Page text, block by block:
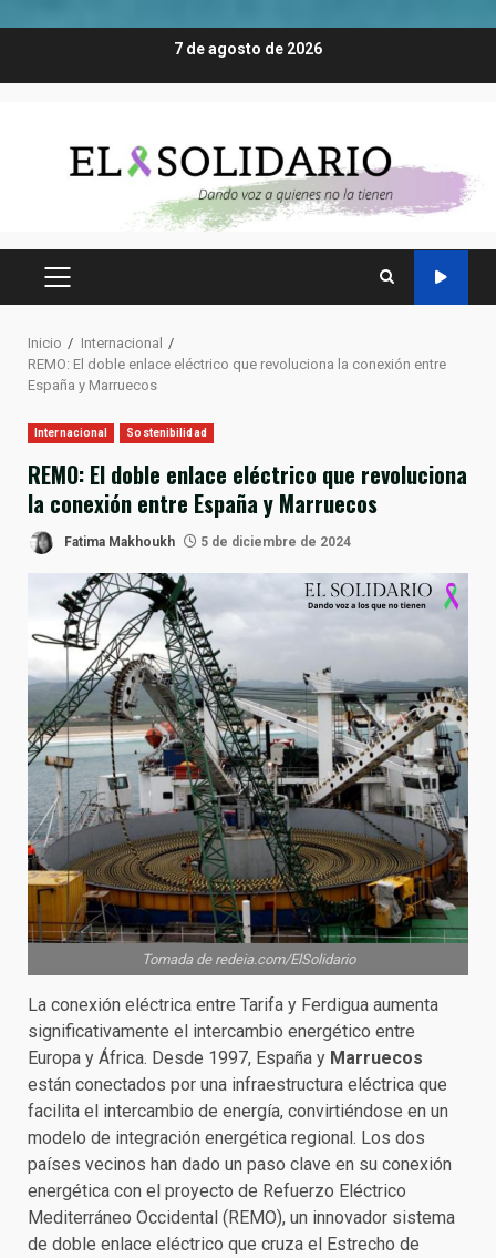
7 de agosto de 2026
MENÚ
Inicio
Internacional
REMO: El doble enlace eléctrico que revoluciona la conexión entre
España y Marruecos
Internacional Sostenibilidad
REMO: El doble enlace eléctrico que revoluciona
la conexión entre España y Marruecos
Fatima Makhoukh 5 de diciembre de 2024
Tomada de redeia.com/ElSolidario
La conexión eléctrica entre Tarifa y Ferdigua aumenta
significativamente el intercambio energético entre
Europa y África. Desde 1997, España y Marruecos
están conectados por una infraestructura eléctrica que
facilita el intercambio de energía, convirtiéndose en un
modelo de integración energética regional. Los dos
países vecinos han dado un paso clave en su conexión
energética con el proyecto de Refuerzo Eléctrico
Mediterráneo Occidental (REMO), un innovador sistema
de doble enlace eléctrico que cruza el Estrecho de